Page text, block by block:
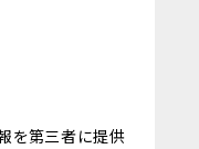
を第三者に提供